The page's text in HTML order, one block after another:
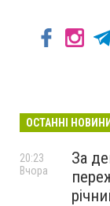
ОСТАННІ НОВИНИ
За
20:23
Вчора